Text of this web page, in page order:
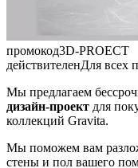
промокод3D-PROECT
действителенДля всех
Мы предлагаем
дизайн-проект для
коллекций Gravita.
Мы поможем вам
стены и пол вашего